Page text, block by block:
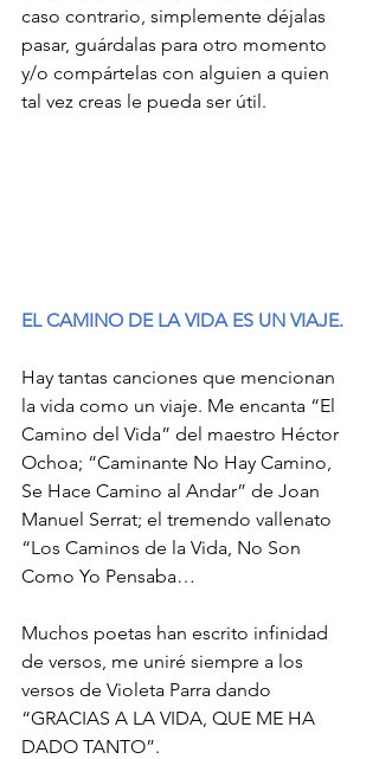
caso contrario, simplemente déjalas
pasar, guárdalas para otro momento
y/o compártelas con alguien a quien
tal vez creas le pueda ser útil.
EL CAMINO DE LA VIDA ES UN VIAJE.
Hay tantas canciones que mencionan
la vida como un viaje. Me encanta “El
Camino del Vida” del maestro Héctor
Ochoa; “Caminante No Hay Camino,
Se Hace Camino al Andar” de Joan
Manuel Serrat; el tremendo vallenato
“Los Caminos de la Vida, No Son
Como Yo Pensaba…
Muchos poetas han escrito infinidad
de versos, me uniré siempre a los
versos de Violeta Parra dando
“GRACIAS A LA VIDA, QUE ME HA
DADO TANTO”.